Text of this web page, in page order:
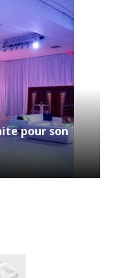
pour son